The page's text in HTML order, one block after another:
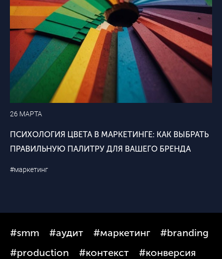
26 МАРТА
ПСИХОЛОГИЯ ЦВЕТА В МАРКЕТИНГЕ: КАК ВЫБРАТЬ
ПРАВИЛЬНУЮ ПАЛИТРУ ДЛЯ ВАШЕГО БРЕНДА
#маркетинг
#smm #аудит #маркетинг
#branding
#production
#контекст
#конверсия